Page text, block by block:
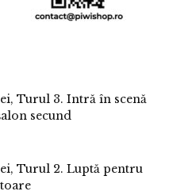
Turul 3. Intră în scenă
secund
Turul 2. Luptă pentru